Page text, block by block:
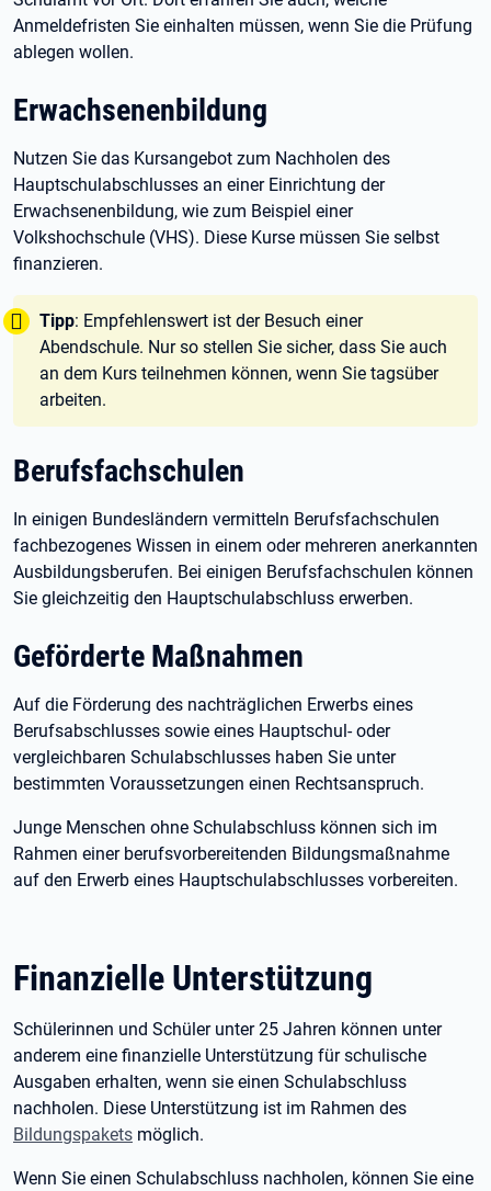
Anmeldefristen Sie einhalten müssen, wenn Sie die Prüfung
ablegen wollen.
Erwachsenenbildung
Nutzen Sie das Kursangebot zum Nachholen des
Hauptschulabschlusses an einer Einrichtung der
Erwachsenenbildung, wie zum Beispiel einer
Volkshochschule (VHS). Diese Kurse müssen Sie selbst
finanzieren.
Tipp:
Tipp: Empfehlenswert ist der Besuch einer
Abendschule. Nur so stellen Sie sicher, dass Sie auch
an dem Kurs teilnehmen können, wenn Sie tagsüber
arbeiten.
Berufsfachschulen
In einigen Bundesländern vermitteln Berufsfachschulen
fachbezogenes Wissen in einem oder mehreren anerkannten
Ausbildungsberufen. Bei einigen Berufsfachschulen können
Sie gleichzeitig den Hauptschulabschluss erwerben.
Geförderte Maßnahmen
Auf die Förderung des nachträglichen Erwerbs eines
Berufsabschlusses sowie eines Hauptschul- oder
vergleichbaren Schulabschlusses haben Sie unter
bestimmten Voraussetzungen einen Rechtsanspruch.
Junge Menschen ohne Schulabschluss können sich im
Rahmen einer berufsvorbereitenden Bildungsmaßnahme
auf den Erwerb eines Hauptschulabschlusses vorbereiten.
Finanzielle Unterstützung
Schülerinnen und Schüler unter 25 Jahren können unter
anderem eine finanzielle Unterstützung für schulische
Ausgaben erhalten, wenn sie einen Schulabschluss
nachholen. Diese Unterstützung ist im Rahmen des
Bildungspakets möglich.
Wenn Sie einen Schulabschluss nachholen, können Sie eine